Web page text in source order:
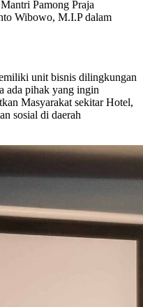
Pamong Praja
Wibowo, M.I.P dalam
unit bisnis dilingkungan
ada pihak yang ingin
Masyarakat sekitar Hotel,
sosial di daerah